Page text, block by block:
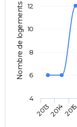
Nombre de logements
20132014
4
6
8
10
12